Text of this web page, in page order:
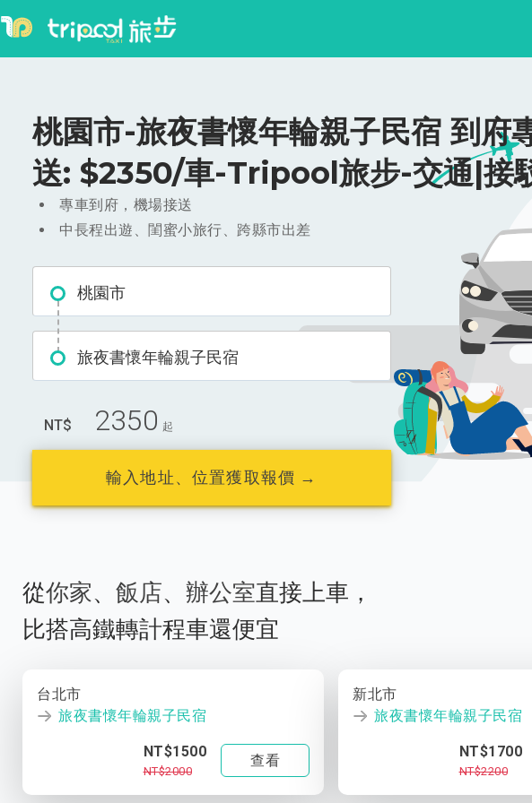
桃園市-旅夜書懷年輪親子民宿 到府
送: $2350/車-Tripool旅步-交通|接
專車到府，機場接送
中長程出遊、閨蜜小旅行、跨縣市出差
桃園市
旅夜書懷年輪親子民宿
NT$ 2350 起
輸入地址、位置獲取報價 →
從你家、 飯店、 辦公室直接上車，
比搭高鐵轉計程車還便宜
台北市
旅夜書懷年輪親子民宿
NT$1500
NT$2000
查看
新北市
旅夜書懷年輪親子民宿
NT$1700
NT$2200